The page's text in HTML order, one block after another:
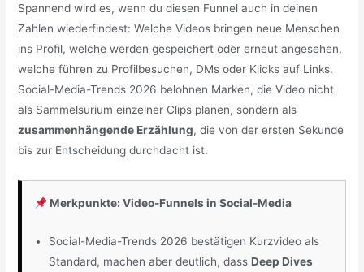
Spannend wird es, wenn du diesen Funnel auch in deinen
Zahlen wiederfindest: Welche Videos bringen neue Menschen
ins Profil, welche werden gespeichert oder erneut angesehen,
welche führen zu Profilbesuchen, DMs oder Klicks auf Links.
Social-Media-Trends 2026 belohnen Marken, die Video nicht
als Sammelsurium einzelner Clips planen, sondern als
zusammenhängende Erzählung, die von der ersten Sekunde
bis zur Entscheidung durchdacht ist.
Merkpunkte: Video-Funnels in Social-Media
Social-Media-Trends 2026 bestätigen Kurzvideo als
Standard, machen aber deutlich, dassDeep Dives